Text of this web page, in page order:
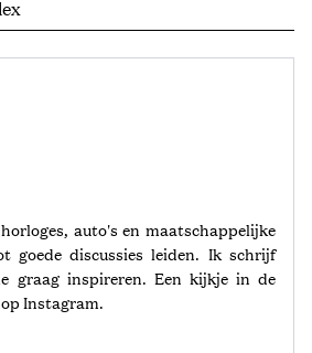
auto's en maatschappelijke
goede discussies leiden. Ik schrijf
graag inspireren. Een kijkje in de
Instagram.